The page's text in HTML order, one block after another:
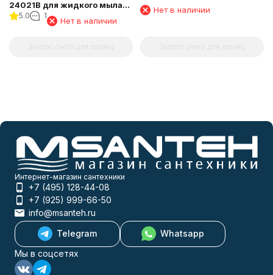
24021B для жидкого мыла
хромированный к стене
5.0 1
Нет в наличии
круглый
Нет в наличии
Интернет-магазин сантехники
+7 (495) 128-44-08
+7 (925) 999-66-50
info@msanteh.ru
Telegram
Whatsapp
Мы в соцсетях